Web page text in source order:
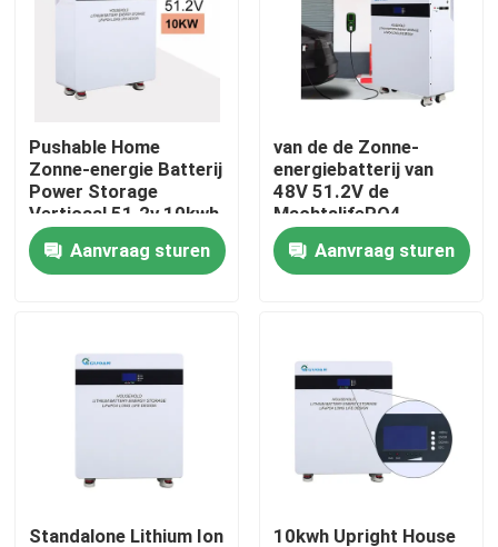
Huis
Producten
Ongeveer ons
Pushable Home
Zonne-energie Batterij
Power Storage
Verticaal 51.2v 10kwh
200Ah
Aanvraag sturen
van de de Zonne-
energiebatterij van
48V 51.2V de
MachtslifePO4
Batterij 10KW 200ah
voor Huisgebruik
Aanvraag sturen
Standalone Lithium Ion
10kwh Upright House